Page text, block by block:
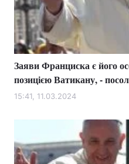
Заяви Франциска є його
позицією Ватикану, - посол
15:41, 11.03.2024